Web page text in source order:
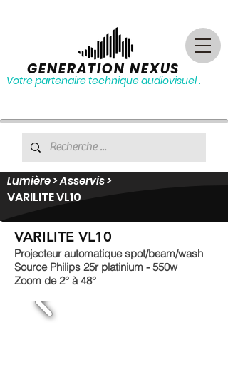
Votre partenaire technique audiovisuel .
GENERATION NEXUS
Lumière >Asservis>
VARILITE VL10
VARILITE VL10
Projecteur automatique spot/beam/wash
Source Philips 25r platinium - 550w
Zoom de 2° à 48°